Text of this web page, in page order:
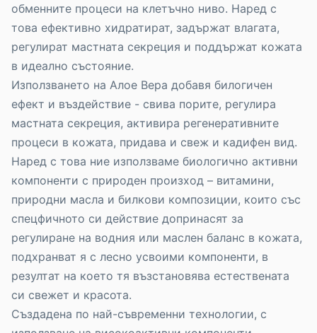
обменните процеси на клетъчно ниво. Наред с
това ефективно хидратират, задържат влагата,
регулират мастната секреция и поддържат кожата
в идеално състояние.
Използването на Алое Вера добавя билогичен
ефект и въздействие - свива порите, регулира
мастната секреция, активира регенеративните
процеси в кожата, придава и свеж и кадифен вид.
Наред с това ние използваме биологично активни
компоненти с природен произход – витамини,
природни масла и билкови композиции, които със
спецфичното си действие допринасят за
регулиране на водния или маслен баланс в кожата,
подхранват я с лесно усвоими компоненти, в
резултат на което тя възстановява естествената
си свежет и красота.
Създадена по най-съвременни технологии, с